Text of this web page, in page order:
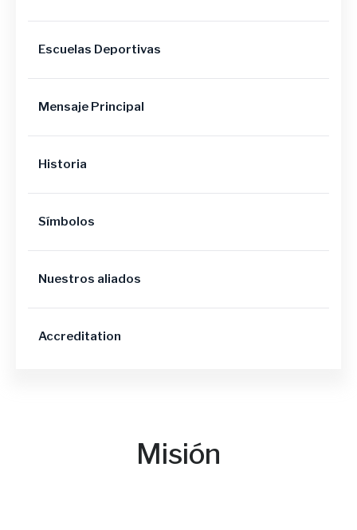
Misión
Escuelas Deportivas
Mensaje Principal
Historia
Símbolos
Nuestros aliados
Accreditation